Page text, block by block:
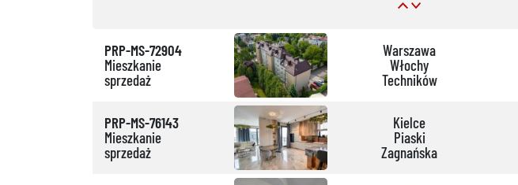
PRP-MS-72904
Mieszkanie
sprzedaż
Warszawa
Włochy
Techników
PRP-MS-76143
Mieszkanie
sprzedaż
Kielce
Piaski
Zagnańska